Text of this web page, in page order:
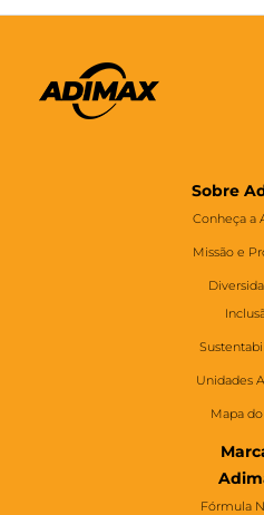
Sobre
Conheça a
Missão e
Unidades
Mapa
Fórmula